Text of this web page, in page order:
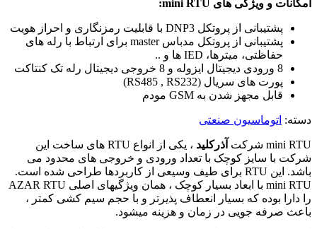
امکانات و ویژگی های mini RTU:
پشتیبانی از پروتکل DNP3 با قابلیت رمزنگاری و احراز هویت
پشتیبانی از پروتکل مدباس master برای ارتباط با رله های
حفاظتی، میترها، IED ها و ..
8 ورودی دیجیتال ایزوله و 8 خروجی دیجیتال رله تک کنتاکت
پورت های سریال (RS485 , RS232)
قابل مجهز شدن به GSM مودم
دسته: اتوماسیون صنعتی
mini RTU شرکت آذرکلید
، یکی از انواع RTU های ساخت این
شرکت با سایز کوچک با تعداد ورودی و خروجی های محدود می
باشد. این RTU برای طیف وسیعی از کاربردها طراحی شده است.
mini RTU با ابعاد بسیار کوچک ، همان ویژگی­های اصلی AZAR RTU
را دارا بوده که بسیار انعطاف پذیرتر و با حجم سیم کشی کمتر ،
باعث صرفه جویی در زمان و هزینه می­شود.